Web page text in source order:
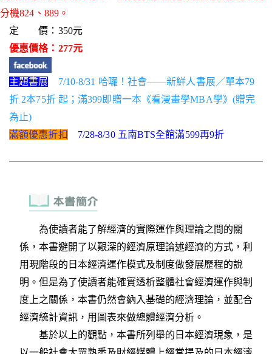
分機824、889。
定 價：350元
優惠價格：277元
主題書展
7/10-8/31 哈囉！社會——新鮮人書展／單本79
折 2本75折 起；滿399即贈一本《看漫畫學MBA學》(贈完
為止)
滿額優惠折扣
7/28-8/30 五南BTS全館滿599再9折